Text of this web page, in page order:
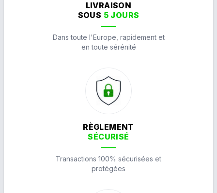
LIVRAISON
SOUS 5 JOURS
Dans toute l'Europe, rapidement et
en toute sérénité
RÈGLEMENT
SÉCURISÉ
Transactions 100% sécurisées et
protégées